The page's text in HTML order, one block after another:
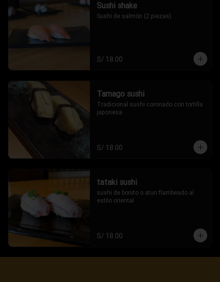
Sushi shake
Sushi de salmón (2 piezas).
S/ 18.00
Tamago sushi
Tradicional sushi coronado con tortilla
japonesa
S/ 18.00
tataki sushi
sushi de bonito o atun flambeado al
estilo oriental
S/ 18.00